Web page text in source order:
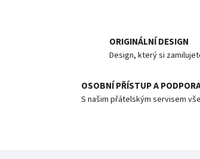
ORIGINÁLNÍ DESIGN
Design, který si
OSOBNÍ PŘÍSTUP A
S našim přátelským servisem